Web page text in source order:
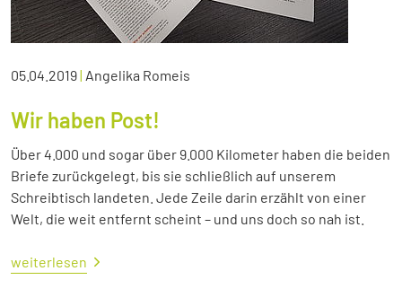
05.04.2019| Angelika Romeis
Wir haben Post!
Über 4.000 und sogar über 9.000 Kilometer haben die beiden
Briefe zurückgelegt, bis sie schließlich auf unserem
Schreibtisch landeten. Jede Zeile darin erzählt von einer
Welt, die weit entfernt scheint – und uns doch so nah ist.
weiterlesen